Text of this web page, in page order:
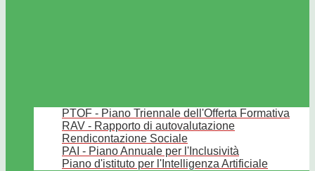
PTOF - Piano Triennale dell'Offerta Formativa
RAV - Rapporto di autovalutazione
Rendicontazione Sociale
PAI - Piano Annuale per l'Inclusività
Piano d'istituto per l'Intelligenza Artificiale